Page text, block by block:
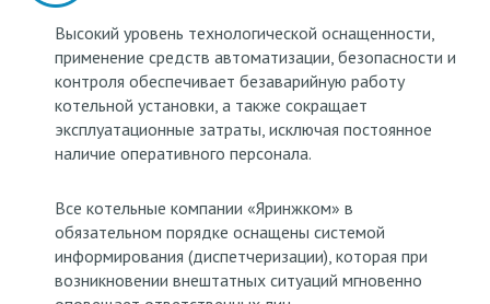
Высокий уровень технологической оснащенности,
применение средств автоматизации, безопасности и
контроля обеспечивает безаварийную работу
котельной установки, а также сокращает
эксплуатационные затраты, исключая постоянное
наличие оперативного персонала.
Все котельные компании «Яринжком» в
обязательном порядке оснащены системой
информирования (диспетчеризации), которая при
возникновении внештатных ситуаций мгновенно